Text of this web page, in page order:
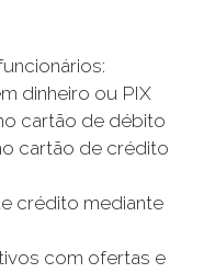
dinheiro ou PIX
cartão de débito
cartão de crédito
crédito mediante
com ofertas e